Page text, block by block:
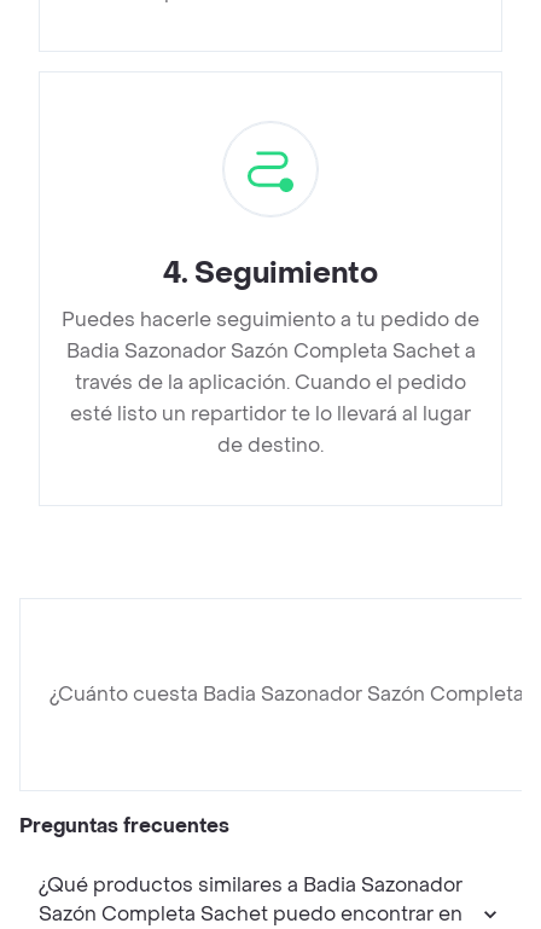
4. Seguimiento
Puedes hacerle seguimiento a tu pedido de
Badia Sazonador Sazón Completa Sachet a
través de la aplicación. Cuando el pedido
esté listo un repartidor te lo llevará al lugar
de destino.
¿Cuánto cuesta Badia Sazonador Sazón Completa
Preguntas frecuentes
¿Qué productos similares a Badia Sazonador
Sazón Completa Sachet puedo encontrar en